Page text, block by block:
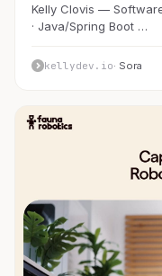
Kelly Clovis —
· Java/Spring Boot …
kellydev.io· Sora